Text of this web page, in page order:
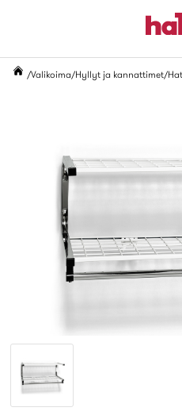
Valikoima Hyllyt ja kannattimet